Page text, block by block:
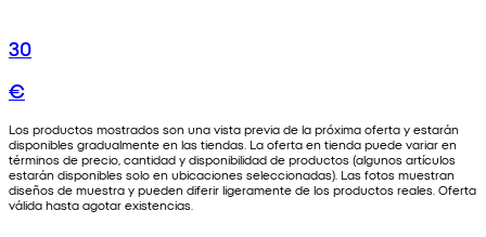
30
€
Los productos mostrados son una vista previa de la próxima oferta y estarán
disponibles gradualmente en las tiendas. La oferta en tienda puede variar en
términos de precio, cantidad y disponibilidad de productos (algunos artículos
estarán disponibles solo en ubicaciones seleccionadas). Las fotos muestran
diseños de muestra y pueden diferir ligeramente de los productos reales. Oferta
válida hasta agotar existencias.